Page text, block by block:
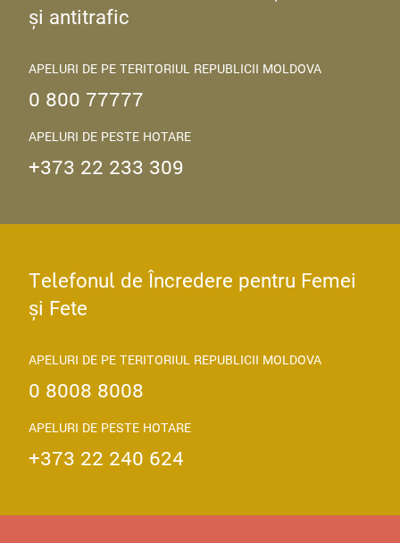
și antitrafic
APELURI DE PE TERITORIUL REPUBLICII MOLDOVA
0 800 77777
APELURI DE PESTE HOTARE
+373 22 233 309
Telefonul de Încredere pentru Femei
și Fete
APELURI DE PE TERITORIUL REPUBLICII MOLDOVA
0 8008 8008
APELURI DE PESTE HOTARE
+373 22 240 624